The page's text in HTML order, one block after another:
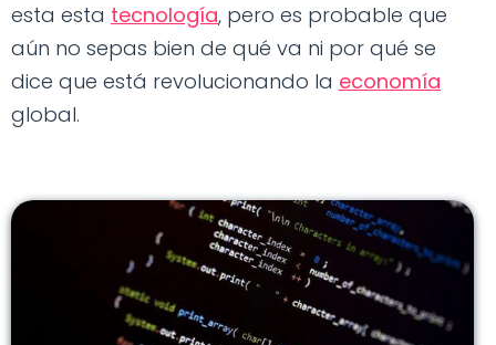
esta esta tecnología, pero es probable que
aún no sepas bien de qué va ni por qué se
dice que está revolucionando la economía
global.